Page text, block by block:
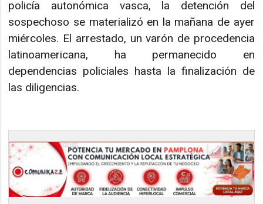
policía autonómica vasca, la detención del
sospechoso se materializó en la mañana de ayer
miércoles. El arrestado, un varón de procedencia
latinoamericana, ha permanecido en
dependencias policiales hasta la finalización de
las diligencias.